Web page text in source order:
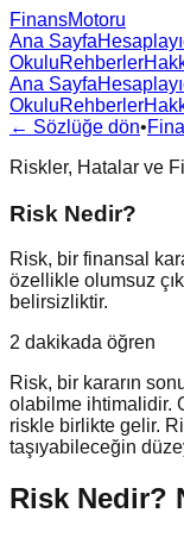
FinansMotoru
Ana Sayfa
OkuluRehberler
Ana Sayfa
OkuluRehberler
← Sözlüğe dön•
Riskler, Hatalar ve
Risk Nedir?
Risk, bir finansal
özellikle olumsuz
belirsizliktir.
2 dakikada öğren
Risk, bir kararın
olabilme ihtimalidir.
riskle birlikte gelir.
taşıyabileceğin
Risk Nedir?